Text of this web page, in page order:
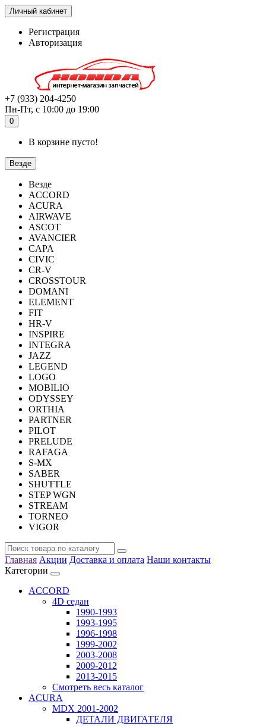
Личный кабинет
Регистрация
Авторизация
+7 (933) 204-4250
Пн-Пт, с 10:00 до 19:00
0
В корзине пусто!
Везде
Везде
ACCORD
ACURA
AIRWAVE
ASCOT
AVANCIER
CAPA
CIVIC
CR-V
CROSSTOUR
DOMANI
ELEMENT
FIT
HR-V
INSPIRE
INTEGRA
JAZZ
LEGEND
LOGO
MOBILIO
ODYSSEY
ORTHIA
PARTNER
PILOT
PRELUDE
RAFAGA
S-MX
SABER
SHUTTLE
STEP WGN
STREAM
TORNEO
VIGOR
Главная Акции Доставка и оплата Наши контакты
Категории
ACCORD
4D седан
1990-1993
1993-1995
1996-1998
1999-2002
2003-2008
2009-2012
2013-2015
Смотреть весь каталог
ACURA
MDX 2001-2002
ДЕТАЛИ ДВИГАТЕЛЯ